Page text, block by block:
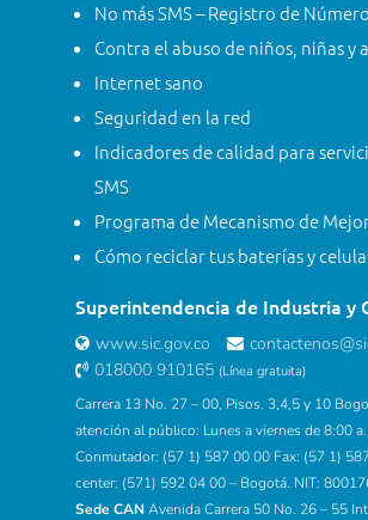
No más SMS – Registro de
Contra el abuso de niños, niñas y
Internet sano
Seguridad en la red
Indicadores de calidad para
SMS
Programa de Mecanismo de
Cómo reciclar tus baterías y
Superintendencia de Industria y
www.sic.gov.co
018000 910165 (Línea gratuita)
Carrera 13 No. 27 – 00, Pisos. 3,4,5 y 10
atención al público: Lunes a viernes de 8:00
Conmutador: (57 1) 587 00 00 Fax: (57 1)
center: (571) 592 04 00 – Bogotá. NIT:
Sede CAN Avenida Carrera 50 No. 26 – 55